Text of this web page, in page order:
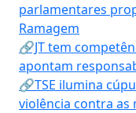
parlamentares
Ramagem
🔗JT tem
apontam
🔗TSE ilumina
violência contra as